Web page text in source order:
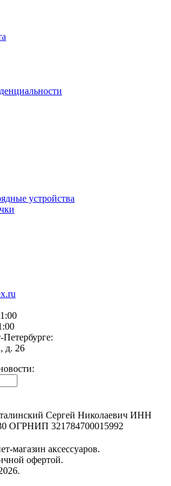
устройства
д. 26
Сергей Николаевич ИНН
ОГРНИП 321784700015992
магазин аксессуаров.
офертой.